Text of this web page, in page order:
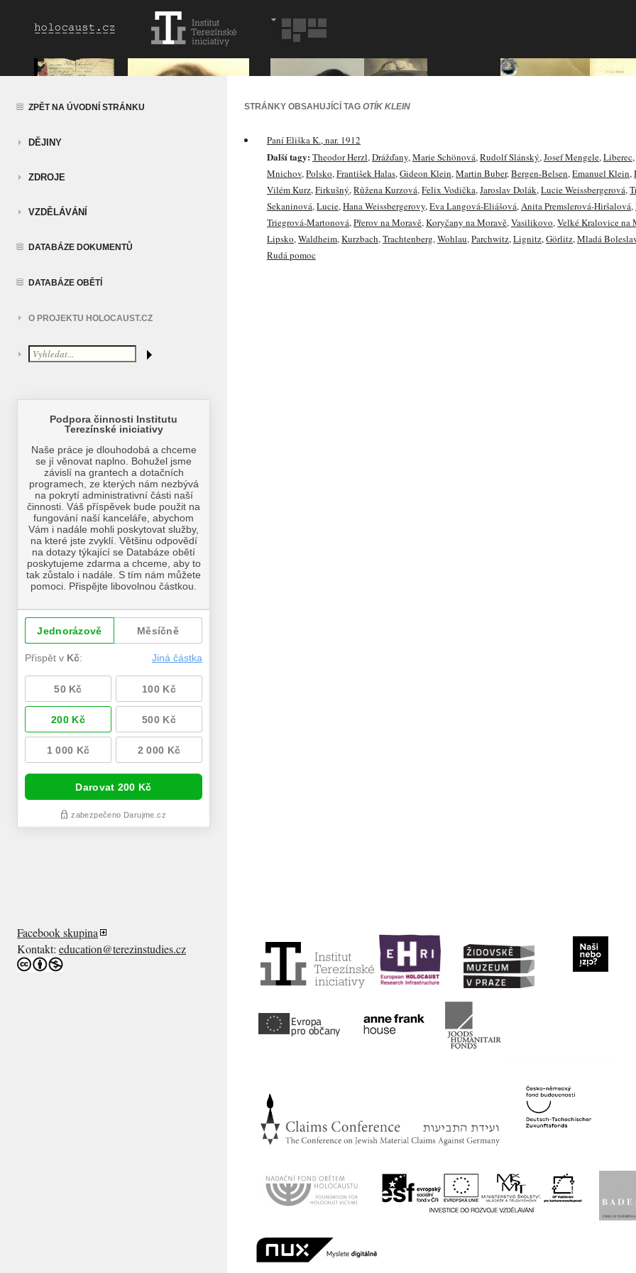
ZPĚT NA ÚVODNÍ STRÁNKU
DĚJINY
ZDROJE
VZDĚLÁVÁNÍ
DATABÁZE DOKUMENTŮ
DATABÁZE OBĚTÍ
O PROJEKTU HOLOCAUST.CZ
STRÁNKY OBSAHUJÍCÍ TAG OTÍK KLEIN
Paní Eliška K., nar. 1912
Další tagy: Theodor Herzl,Drážďany,Marie Schönová,Rudolf Slánský,Josef Mengele,Liberec,
Mnichov,Polsko,František Halas,Gideon Klein,Martin Buber,Bergen-Belsen,Emanuel Klein,
Vilém Kurz,Firkušný,Růžena Kurzová,Felix Vodička,Jaroslav Dolák,Lucie Weissbergerová,
Sekaninová,Lucie,Hana Weissbergerovy,Eva Langová-Eliášová,Anita Premslerová-Hiršalová,
Triegrová-Martonová,Přerov na Moravě,Koryčany na Moravě,Vasilikovo,Velké Kralovice na
Lipsko,Waldheim,Kurzbach,Trachtenberg,Wohlau,Parchwitz,Lignitz,Görlitz,Mladá
Rudá pomoc
Facebook skupina
Kontakt: education@terezinstudies.cz